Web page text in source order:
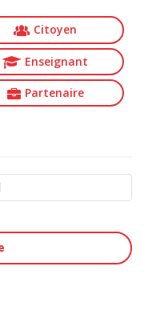
Citoyen
Enseignant
Partenaire